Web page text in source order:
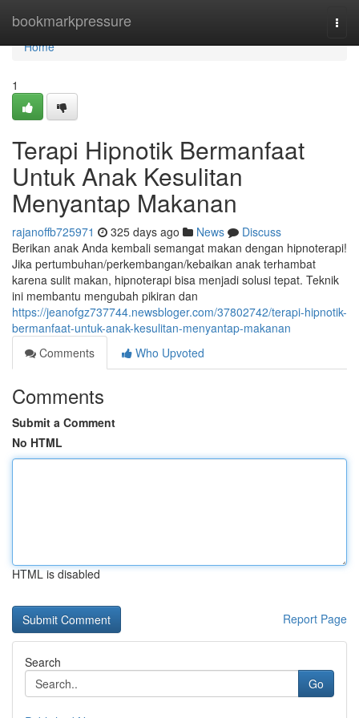
bookmarkpressure
Home
Home
1
Terapi Hipnotik Bermanfaat
Untuk Anak Kesulitan
Menyantap Makanan
rajanoffb725971 325 days ago News
Discuss
Berikan anak Anda kembali semangat makan dengan hipnoterapi!
Jika pertumbuhan/perkembangan/kebaikan anak terhambat
karena sulit makan, hipnoterapi bisa menjadi solusi tepat. Teknik
ini membantu mengubah pikiran dan
https://jeanofgz737744.newsbloger.com/37802742/terapi-hipnotik-
bermanfaat-untuk-anak-kesulitan-menyantap-makanan
Comments
Who Upvoted
Comments
Submit a Comment
No HTML
HTML is disabled
Report Page
Search
Go